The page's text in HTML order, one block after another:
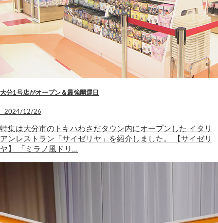
大分1号店がオープン＆最強開運日
2024/12/26
特集は大分市のトキハわさだタウン内にオープンした イタリ
アンレストラン「サイゼリヤ」を紹介しました。 【サイゼリ
ヤ】 「ミラノ風ドリ…